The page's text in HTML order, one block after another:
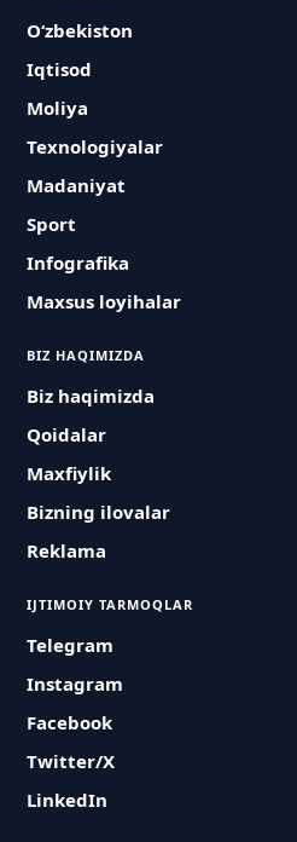
O‘zbekiston
Iqtisod
Moliya
Texnologiyalar
Madaniyat
Sport
Infografika
Maxsus loyihalar
BIZ HAQIMIZDA
Biz haqimizda
Qoidalar
Maxfiylik
Bizning ilovalar
Reklama
IJTIMOIY TARMOQLAR
Telegram
Instagram
Facebook
Twitter/X
LinkedIn